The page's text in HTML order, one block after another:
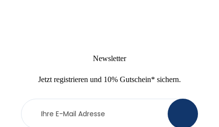
Newsletter
Jetzt registrieren und 10% Gutschein* sichern.
Newsletter
Anmeldung